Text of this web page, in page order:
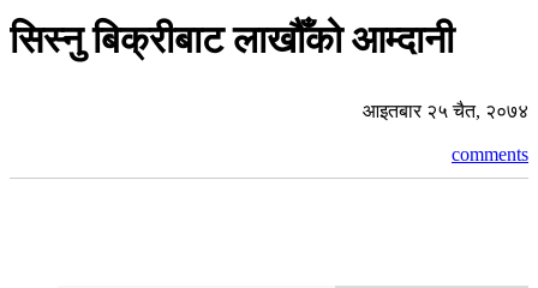
सिस्नु बिक्रीबाट लाखौँको आम्दानी
आइतबार २५ चैत, २०७४
comments